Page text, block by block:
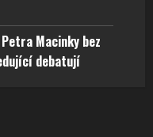
Macinky bez
debatují